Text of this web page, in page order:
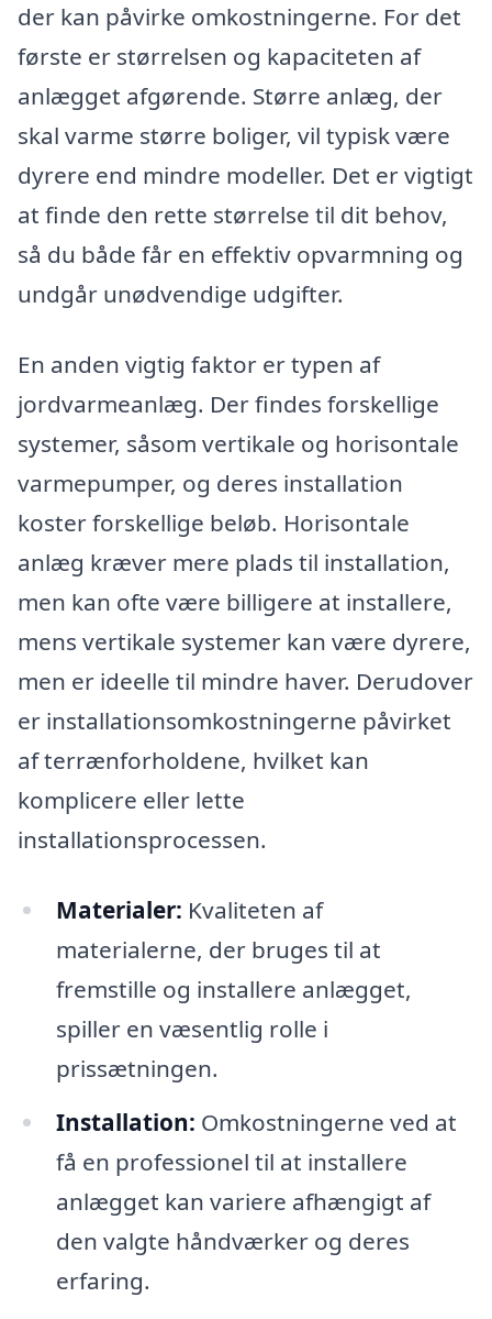
der kan påvirke omkostningerne. For det
første er størrelsen og kapaciteten af
anlægget afgørende. Større anlæg, der
skal varme større boliger, vil typisk være
dyrere end mindre modeller. Det er vigtigt
at finde den rette størrelse til dit behov,
så du både får en effektiv opvarmning og
undgår unødvendige udgifter.
En anden vigtig faktor er typen af
jordvarmeanlæg. Der findes forskellige
systemer, såsom vertikale og horisontale
varmepumper, og deres installation
koster forskellige beløb. Horisontale
anlæg kræver mere plads til installation,
men kan ofte være billigere at installere,
mens vertikale systemer kan være dyrere,
men er ideelle til mindre haver. Derudover
er installationsomkostningerne påvirket
af terrænforholdene, hvilket kan
komplicere eller lette
installationsprocessen.
Materialer: Kvaliteten af
materialerne, der bruges til at
fremstille og installere anlægget,
spiller en væsentlig rolle i
prissætningen.
Installation: Omkostningerne ved at
få en professionel til at installere
anlægget kan variere afhængigt af
den valgte håndværker og deres
erfaring.